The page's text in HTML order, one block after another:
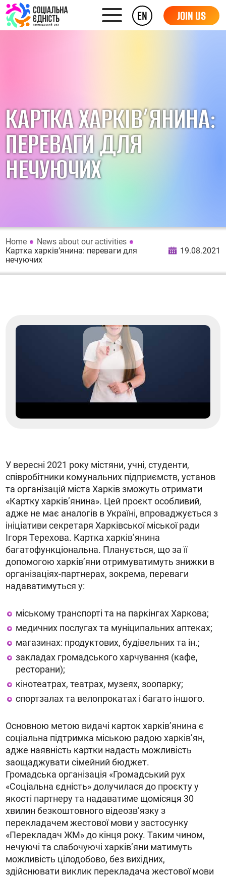
EN JOIN US
КАРТКА ХАРКІВ’ЯНИНА:
ПЕРЕВАГИ ДЛЯ
НЕЧУЮЧИХ
Home
News about our activities
Картка харків’янина: переваги для
нечуючих
19.08.2021
У вересні 2021 року містяни, учні, студенти,
співробітники комунальних підприємств, установ
та організацій міста Харків зможуть отримати
«Картку харків’янина». Цей проєкт особливий,
адже не має аналогів в Україні, впроваджується з
ініціативи секретаря Харківської міської ради
Ігоря Терехова. Картка харків’янина
багатофункціональна. Планується, що за її
допомогою харків’яни отримуватимуть знижки в
організаціях-партнерах, зокрема, переваги
надаватимуться у:
міському транспорті та на паркінгах Харкова;
медичних послугах та муніципальних аптеках;
магазинах: продуктових, будівельних та ін.;
закладах громадського харчування (кафе,
ресторани);
кінотеатрах, театрах, музеях, зоопарку;
спортзалах та велопрокатах і багато іншого.
Основною метою видачі карток харків’янина є
соціальна підтримка міською радою харків’ян,
адже наявність картки надасть можливість
заощаджувати сімейний бюджет.
Громадська організація «Громадський рух
«Соціальна єдність» долучилася до проєкту у
якості партнеру та надаватиме щомісяця 30
хвилин безкоштовного відеозв’язку з
перекладачем жестової мови у застосунку
«Перекладач ЖМ» до кінця року. Таким чином,
нечуючі та слабочуючі харків’яни матимуть
можливість цілодобово, без вихідних,
здійснювати виклик перекладача жестової мови